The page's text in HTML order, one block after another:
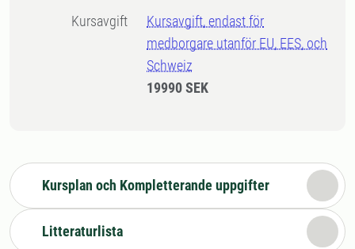
Kursavgift
Kursavgift, endast för
medborgare utanför EU, EES, och
Schweiz
19990 SEK
Kursplan och Kompletterande uppgifter
Litteraturlista